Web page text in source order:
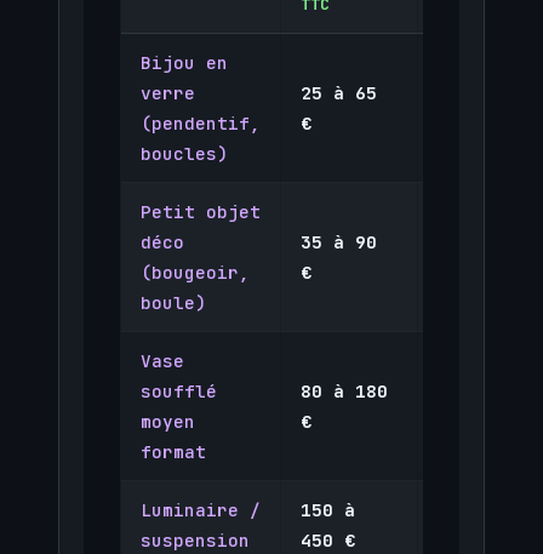
TTC
Bijou en
verre
(pendentif,
boucles)
25 à 65
€
Petit objet
déco
(bougeoir,
boule)
35 à 90
€
Vase
soufflé
moyen
format
80 à 180
€
Luminaire /
suspension
150 à
450 €